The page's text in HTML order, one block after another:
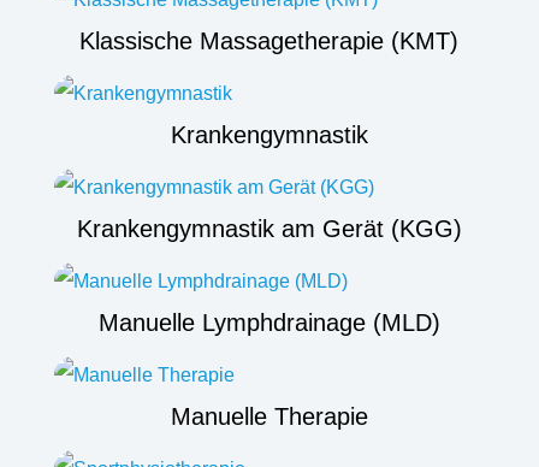
Klassische Massagetherapie (KMT)
Krankengymnastik
Krankengymnastik am Gerät (KGG)
Manuelle Lymphdrainage (MLD)
Manuelle Therapie